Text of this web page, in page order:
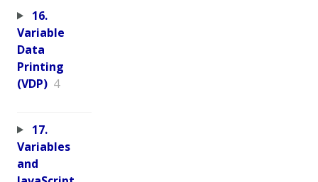
16.
Variable
Data
Printing
(VDP) 4
17.
Variables
and